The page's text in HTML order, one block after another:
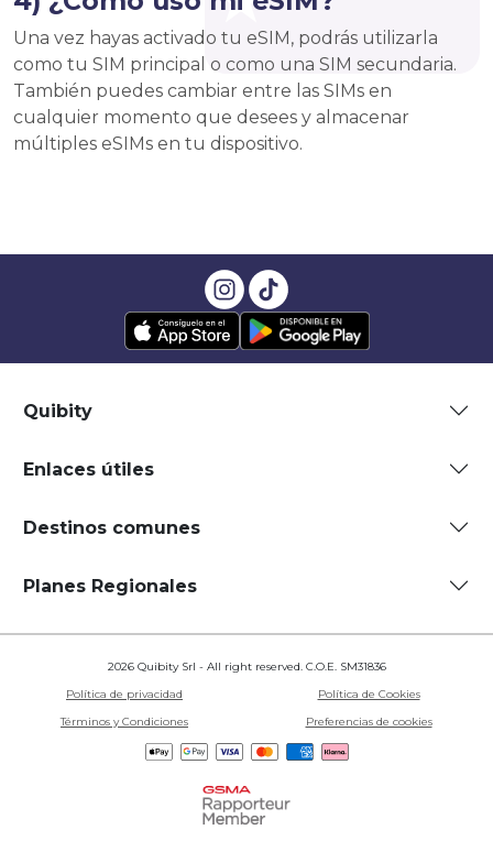
Una vez hayas activado tu eSIM, podrás utilizarla
como tu SIM principal o como una SIM secundaria.
También puedes cambiar entre las SIMs en
cualquier momento que desees y almacenar
múltiples eSIMs en tu dispositivo.
Quibity
Enlaces útiles
Destinos comunes
Planes Regionales
2026 Quibity Srl - All right reserved. C.O.E. SM31836
Política de privacidad
Política de Cookies
Términos y Condiciones
Preferencias de cookies